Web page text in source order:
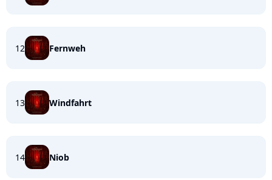
12 Fernweh
13 Windfahrt
14 Niob